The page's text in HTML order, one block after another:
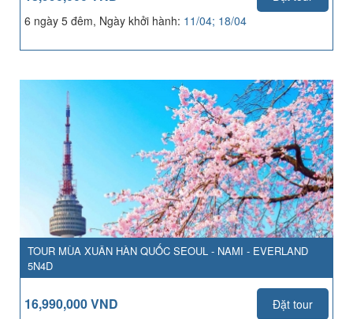
6 ngày 5 đêm, Ngày khởi hành: 11/04; 18/04
TOUR MÙA XUÂN HÀN QUỐC SEOUL - NAMI - EVERLAND
5N4D
16,990,000 VND
Đặt tour